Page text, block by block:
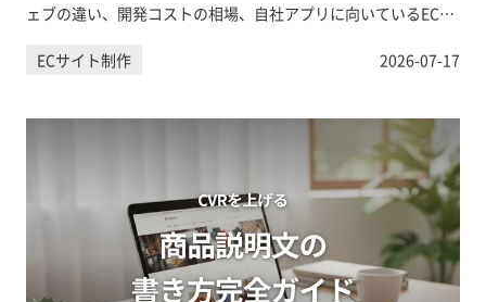
ェブの違い、開発コストの相場、自社アプリに向いているEC事
業の特徴、Shopify対応の実装方法まで、意思決定に必要な情報
ECサイト制作 2026-07-17